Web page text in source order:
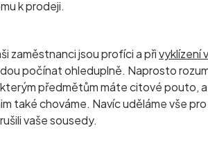
k prodeji.
zaměstnanci jsou profíci a přivyklízení
počínat ohleduplně. Naprosto
předmětům máte citové pouto,
také chováme. Navíc uděláme vše
vaše sousedy.